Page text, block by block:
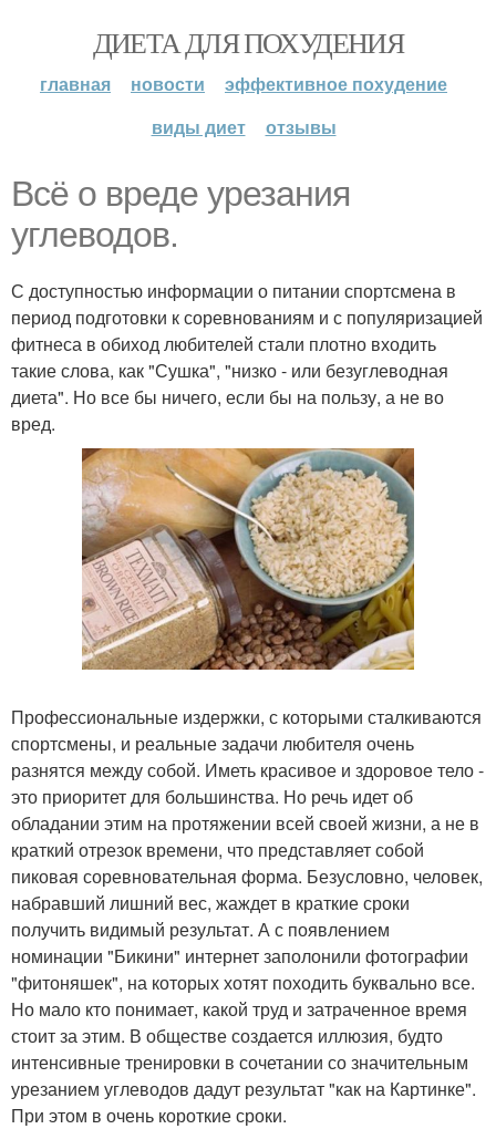
ДИЕТА ДЛЯ ПОХУДЕНИЯ
главная новости
эффективное похудение
виды диет
отзывы
Всё о вреде урезания
углеводов.
С доступностью информации о питании спортсмена в
период подготовки к соревнованиям и с популяризацией
фитнеса в обиход любителей стали плотно входить
такие слова, как "Сушка", "низко - или безуглеводная
диета". Но все бы ничего, если бы на пользу, а не во
вред.
Профессиональные издержки, с которыми сталкиваются
спортсмены, и реальные задачи любителя очень
разнятся между собой. Иметь красивое и здоровое тело -
это приоритет для большинства. Но речь идет об
обладании этим на протяжении всей своей жизни, а не в
краткий отрезок времени, что представляет собой
пиковая соревновательная форма. Безусловно, человек,
набравший лишний вес, жаждет в краткие сроки
получить видимый результат. А с появлением
номинации "Бикини" интернет заполонили фотографии
"фитоняшек", на которых хотят походить буквально все.
Но мало кто понимает, какой труд и затраченное время
стоит за этим. В обществе создается иллюзия, будто
интенсивные тренировки в сочетании со значительным
урезанием углеводов дадут результат "как на Картинке".
При этом в очень короткие сроки.